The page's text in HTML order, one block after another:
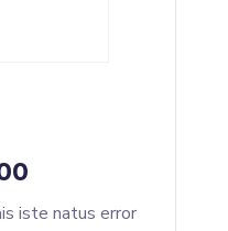
iste natus error